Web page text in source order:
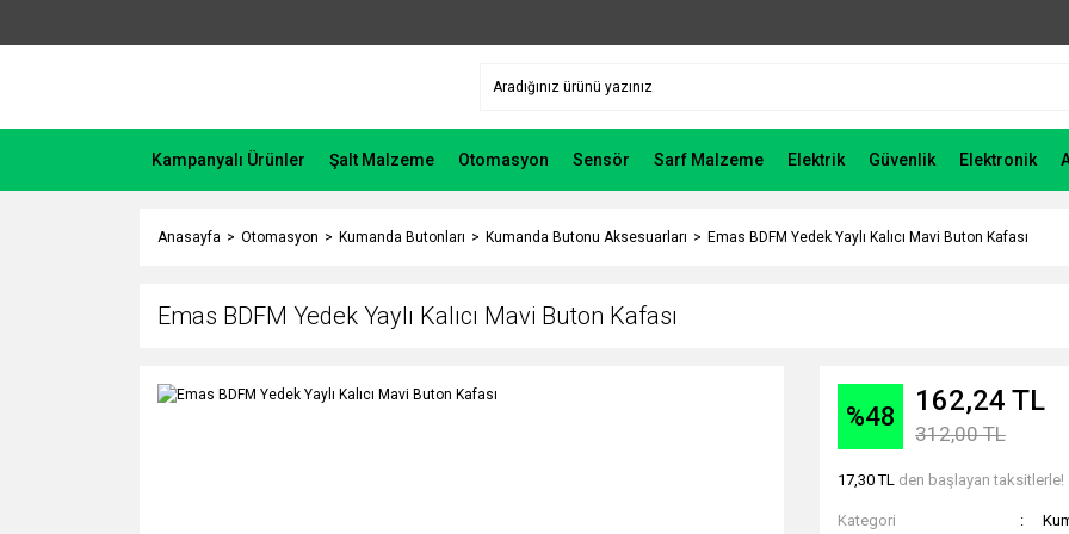
Kampanyalı Ürünler Şalt Malzeme Otomasyon Sensör Sarf Malzeme Elektrik Güvenlik Elektronik
Anasayfa Otomasyon Kumanda Butonları Kumanda Butonu Aksesuarları Emas BDFM Yedek Yaylı Kalıcı Mavi Buton Kafası
Emas BDFM Yedek Yaylı Kalıcı Mavi Buton Kafası
%48 162,24 TL
312,00 TL
17,30 TL den başlayan taksitlerle!
Kategori